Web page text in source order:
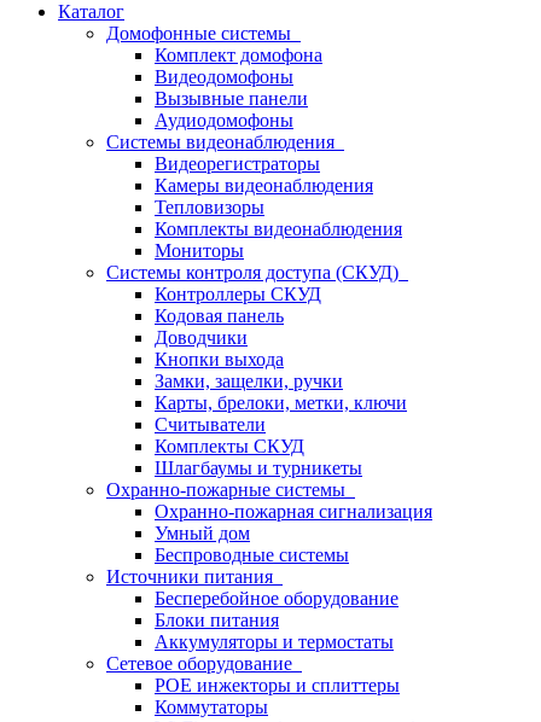
Каталог
Домофонные системы
Комплект домофона
Видеодомофоны
Вызывные панели
Аудиодомофоны
Системы видеонаблюдения
Видеорегистраторы
Камеры видеонаблюдения
Тепловизоры
Комплекты видеонаблюдения
Мониторы
Системы контроля доступа (СКУД)
Контроллеры СКУД
Кодовая панель
Доводчики
Кнопки выхода
Замки, защелки, ручки
Карты, брелоки, метки, ключи
Считыватели
Комплекты СКУД
Шлагбаумы и турникеты
Охранно-пожарные системы
Охранно-пожарная сигнализация
Умный дом
Беспроводные системы
Источники питания
Бесперебойное оборудование
Блоки питания
Аккумуляторы и термостаты
Сетевое оборудование
POE инжекторы и сплиттеры
Коммутаторы